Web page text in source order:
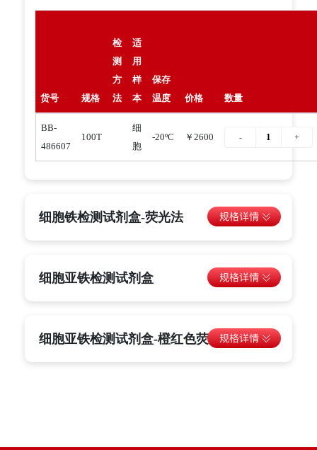
货号 规格
检
测
方
法
适
用
样
本
保存
温度
价格 数量
BB-
486607
100T
细
胞
-20ºC ￥2600
细胞铁检测试剂盒-荧光法
细胞亚铁检测试剂盒
细胞亚铁检测试剂盒-橙红色荧光